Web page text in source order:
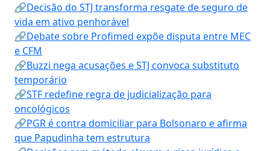
🔗Decisão do STJ transforma resgate de seguro de
vida em ativo penhorável
🔗Debate sobre Profimed expõe disputa entre MEC
e CFM
🔗Buzzi nega acusações e STJ convoca substituto
temporário
🔗STF redefine regra de judicialização para
oncológicos
🔗PGR é contra domiciliar para Bolsonaro e afirma
que Papudinha tem estrutura